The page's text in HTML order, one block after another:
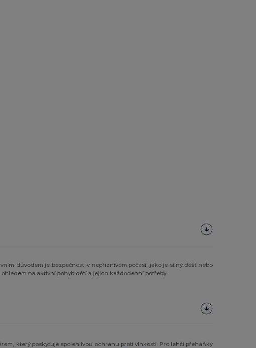
důvodem je bezpečnost; v nepříznivém počasí, jako je silný déšť nebo
na aktivní pohyb dětí a jejich každodenní potřeby.
který poskytuje spolehlivou ochranu proti vlhkosti. Pro lehčí přeháňky